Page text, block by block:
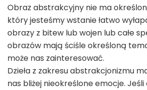
Obraz abstrakcyjny nie ma
który jesteśmy wstanie łatwo
obrazy z bitew lub wojen lub całe
obrazów mają ściśle określoną
może nas zainteresować.
Dzieła z zakresu abstrakcjonizmu
nas bliżej nieokreślone emocje.